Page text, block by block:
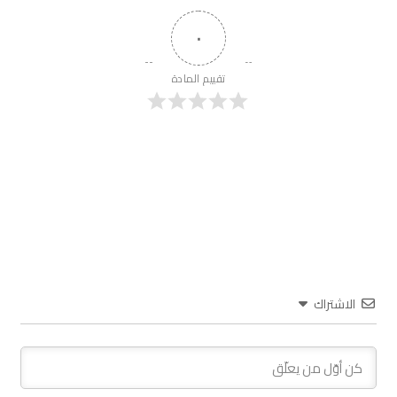
٠
تقييم المادة
الاشتراك